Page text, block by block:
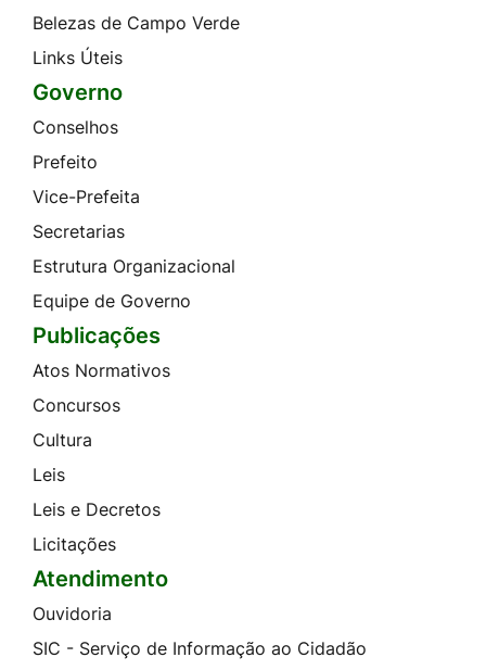
Belezas de Campo Verde
Links Úteis
Governo
Conselhos
Prefeito
Vice-Prefeita
Secretarias
Estrutura Organizacional
Equipe de Governo
Publicações
Atos Normativos
Concursos
Cultura
Leis
Leis e Decretos
Licitações
Atendimento
Ouvidoria
SIC - Serviço de Informação ao Cidadão